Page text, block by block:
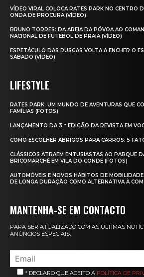
VÍDEO VIRAL COLOCA RATES PARK NO CENTRO
ONDA DE PROCURA (VÍDEO)
BRUNO TORRES: DA AREIA DA PÓVOA AO
NACIONAL DE FUTEBOL DE PRAIA (VÍDEO)
ESPETÁCULO DAS RUSGAS VOLTA A ENCHER O
SÁBADO (VÍDEO)
LIFESTYLE
RATES PARK: UM MUNDO DE AVENTURAS QUE
FAMÍLIAS (FOTOS)
LANÇAMENTO DA 3.ª EDIÇÃO DA REVISTA EM
COMO ESCOLHER ABRIGOS PARA CARROS: 5
CLÁSSICOS ATRAEM ENTUSIASTAS AO PARQUE
BRICOMARCHÉ EM VILA DO CONDE (FOTOS)
AUTOMÓVEIS E NOVOS HÁBITOS DE
DE LONGA DURAÇÃO COMO ALTERNATIVA À
MANTENHA-SE EM CONTACTO
PARA SER ATUALIZADO COM AS ÚLTIMAS
ANÚNCIOS ESPECIAIS.
* DECLARO QUE ACEITO A POLÍTICA DE